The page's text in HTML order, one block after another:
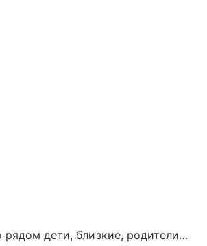
рядом дети, близкие, родители…